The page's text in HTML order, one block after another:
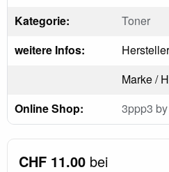
Kategorie:
Toner
weitere Infos:
Marke /
Online Shop:
3ppp3
CHF 11.00 bei